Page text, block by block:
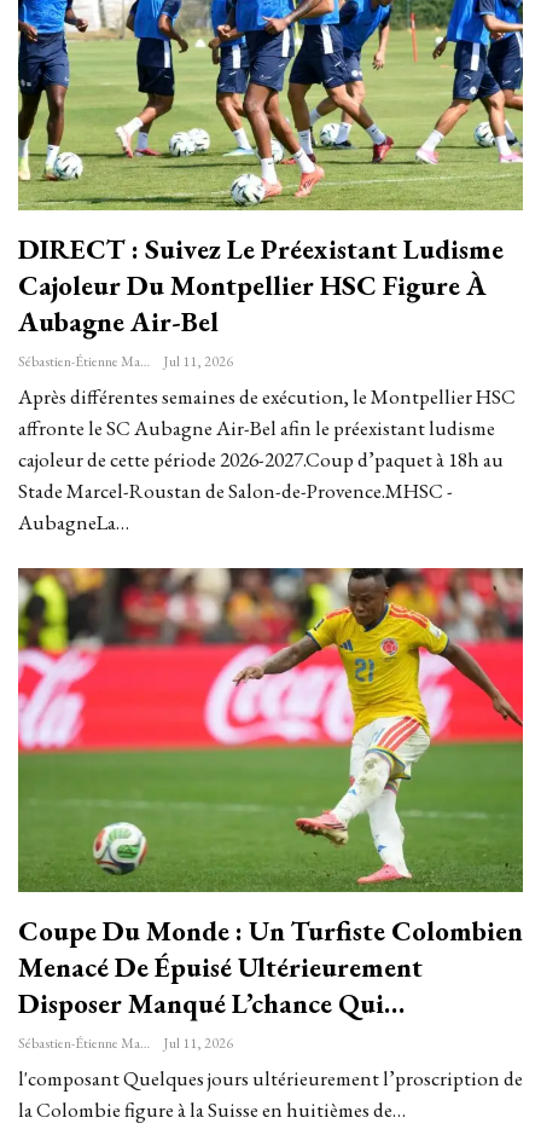
DIRECT : Suivez Le Préexistant Ludisme
Cajoleur Du Montpellier HSC Figure À
Aubagne Air-Bel
Sébastien-Étienne Marechal Jul 11, 2026
Après différentes semaines de exécution, le Montpellier HSC
affronte le SC Aubagne Air-Bel afin le préexistant ludisme
cajoleur de cette période 2026-2027.Coup d’paquet à 18h au
Stade Marcel-Roustan de Salon-de-Provence.MHSC -
AubagneLa…
Coupe Du Monde : Un Turfiste Colombien
Menacé De Épuisé Ultérieurement
Disposer Manqué L’chance Qui…
Sébastien-Étienne Marechal Jul 11, 2026
l'composant Quelques jours ultérieurement l’proscription de
la Colombie figure à la Suisse en huitièmes de…